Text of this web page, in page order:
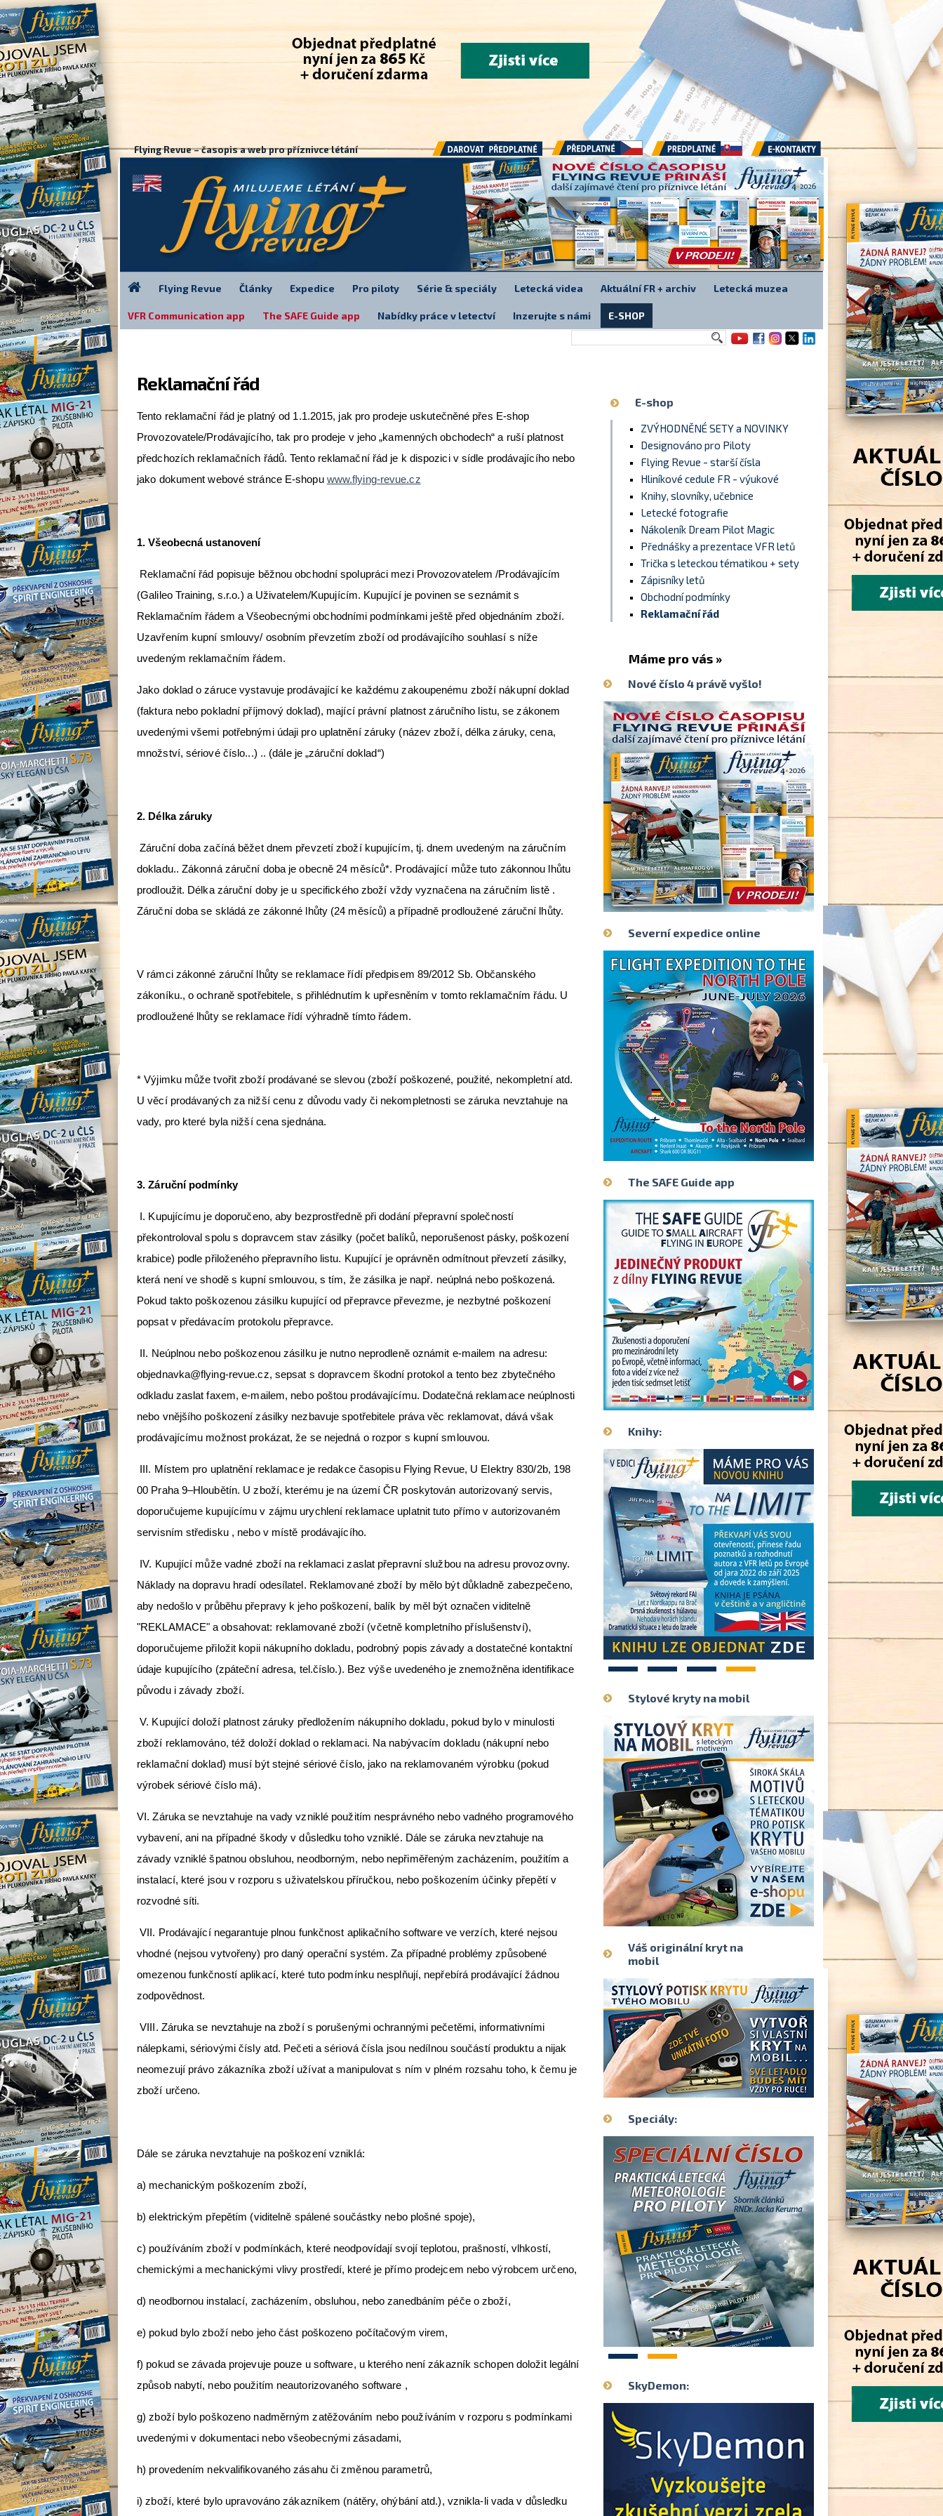
Reklamační řád
Tento reklamační řád je platný od 1.1.2015, jak pro prodeje uskutečněné přes E-shop
Provozovatele/Prodávajícího, tak pro prodeje v jeho „kamenných obchodech“ a ruší platnost
předchozích reklamačních řádů. Tento reklamační řád je k dispozici v sídle prodávajícího nebo
jako dokument webové stránce E-shopu www.flying-revue.cz
1. Všeobecná ustanovení
Reklamační řád popisuje běžnou obchodní spolupráci mezi Provozovatelem /Prodávajícím
(Galileo Training, s.r.o.) a Uživatelem/Kupujícím. Kupující je povinen se seznámit s
Reklamačním řádem a Všeobecnými obchodními podmínkami ještě před objednáním zboží.
Uzavřením kupní smlouvy/ osobním převzetím zboží od prodávajícího souhlasí s níže
uvedeným reklamačním řádem.
Jako doklad o záruce vystavuje prodávající ke každému zakoupenému zboží nákupní doklad
(faktura nebo pokladní příjmový doklad), mající právní platnost záručního listu, se zákonem
uvedenými všemi potřebnými údaji pro uplatnění záruky (název zboží, délka záruky, cena,
množství, sériové číslo...) .. (dále je „záruční doklad“)
2. Délka záruky
Záruční doba začíná běžet dnem převzetí zboží kupujícím, tj. dnem uvedeným na záručním
dokladu.. Zákonná záruční doba je obecně 24 měsíců*. Prodávající může tuto zákonnou lhůtu
prodloužit. Délka záruční doby je u specifického zboží vždy vyznačena na záručním listě .
Záruční doba se skládá ze zákonné lhůty (24 měsíců) a případně prodloužené záruční lhůty.
V rámci zákonné záruční lhůty se reklamace řídí předpisem 89/2012 Sb. Občanského
zákoníku., o ochraně spotřebitele, s přihlédnutím k upřesněním v tomto reklamačním řádu. U
prodloužené lhůty se reklamace řídí výhradně tímto řádem.
* Výjimku může tvořit zboží prodávané se slevou (zboží poškozené, použité, nekompletní atd.
U věcí prodávaných za nižší cenu z důvodu vady či nekompletnosti se záruka nevztahuje na
vady, pro které byla nižší cena sjednána.
3. Záruční podmínky
I. Kupujícímu je doporučeno, aby bezprostředně při dodání přepravní společností
překontroloval spolu s dopravcem stav zásilky (počet balíků, neporušenost pásky, poškození
krabice) podle přiloženého přepravního listu. Kupující je oprávněn odmítnout převzetí zásilky,
která není ve shodě s kupní smlouvou, s tím, že zásilka je např. neúplná nebo poškozená.
Pokud takto poškozenou zásilku kupující od přepravce převezme, je nezbytné poškození
popsat v předávacím protokolu přepravce.
II. Neúplnou nebo poškozenou zásilku je nutno neprodleně oznámit e-mailem na adresu:
objednavka@flying-revue.cz, sepsat s dopravcem škodní protokol a tento bez zbytečného
odkladu zaslat faxem, e-mailem, nebo poštou prodávajícímu. Dodatečná reklamace neúplnosti
nebo vnějšího poškození zásilky nezbavuje spotřebitele práva věc reklamovat, dává však
prodávajícímu možnost prokázat, že se nejedná o rozpor s kupní smlouvou.
III. Místem pro uplatnění reklamace je redakce časopisu Flying Revue, U Elektry 830/2b, 198
00 Praha 9–Hloubětín. U zboží, kterému je na území ČR poskytován autorizovaný servis,
doporučujeme kupujícímu v zájmu urychlení reklamace uplatnit tuto přímo v autorizovaném
servisním středisku , nebo v místě prodávajícího.
IV. Kupující může vadné zboží na reklamaci zaslat přepravní službou na adresu provozovny.
Náklady na dopravu hradí odesílatel. Reklamované zboží by mělo být důkladně zabezpečeno,
aby nedošlo v průběhu přepravy k jeho poškození, balík by měl být označen viditelně
"REKLAMACE" a obsahovat: reklamované zboží (včetně kompletního příslušenství),
doporučujeme přiložit kopii nákupního dokladu, podrobný popis závady a dostatečné kontaktní
údaje kupujícího (zpáteční adresa, tel.číslo.). Bez výše uvedeného je znemožněna identifikace
původu i závady zboží.
V. Kupující doloží platnost záruky předložením nákupního dokladu, pokud bylo v minulosti
zboží reklamováno, též doloží doklad o reklamaci. Na nabývacím dokladu (nákupní nebo
reklamační doklad) musí být stejné sériové číslo, jako na reklamovaném výrobku (pokud
výrobek sériové číslo má).
VI. Záruka se nevztahuje na vady vzniklé použitím nesprávného nebo vadného programového
vybavení, ani na případné škody v důsledku toho vzniklé. Dále se záruka nevztahuje na
závady vzniklé špatnou obsluhou, neodborným, nebo nepřiměřeným zacházením, použitím a
instalací, které jsou v rozporu s uživatelskou příručkou, nebo poškozením účinky přepětí v
rozvodné síti.
VII. Prodávající negarantuje plnou funkčnost aplikačního software ve verzích, které nejsou
vhodné (nejsou vytvořeny) pro daný operační systém. Za případné problémy způsobené
omezenou funkčností aplikací, které tuto podmínku nesplňují, nepřebírá prodávající žádnou
zodpovědnost.
VIII. Záruka se nevztahuje na zboží s porušenými ochrannými pečetěmi, informativními
nálepkami, sériovými čísly atd. Pečeti a sériová čísla jsou nedílnou součástí produktu a nijak
neomezují právo zákazníka zboží užívat a manipulovat s ním v plném rozsahu toho, k čemu je
zboží určeno.
Dále se záruka nevztahuje na poškození vzniklá:
a) mechanickým poškozením zboží,
b) elektrickým přepětím (viditelně spálené součástky nebo plošné spoje),
c) používáním zboží v podmínkách, které neodpovídají svojí teplotou, prašností, vlhkostí,
chemickými a mechanickými vlivy prostředí, které je přímo prodejcem nebo výrobcem určeno,
d) neodbornou instalací, zacházením, obsluhou, nebo zanedbáním péče o zboží,
e) pokud bylo zboží nebo jeho část poškozeno počítačovým virem,
f) pokud se závada projevuje pouze u software, u kterého není zákazník schopen doložit legální
způsob nabytí, nebo použitím neautorizovaného software ,
g) zboží bylo poškozeno nadměrným zatěžováním nebo používáním v rozporu s podmínkami
uvedenými v dokumentaci nebo všeobecnými zásadami,
h) provedením nekvalifikovaného zásahu či změnou parametrů,
i) zboží, které bylo upravováno zákazníkem (nátěry, ohýbání atd.), vznikla-li vada v důsledku
E-shop
ZVÝHODNĚNÉ SETY a NOVINKY
Designováno pro Piloty
Flying Revue - starší čísla
Hliníkové cedule FR - výukové
Knihy, slovníky, učebnice
Letecké fotografie
Nákoleník Dream Pilot Magic
Přednášky a prezentace VFR letů
Trička s leteckou tématikou + sety
Zápisníky letů
Obchodní podmínky
Reklamační řád
Máme pro vás »
Nové číslo 4 právě vyšlo!
Severní expedice online
The SAFE Guide app
Knihy:
1 2 3 4
Stylové kryty na mobil
Váš originální kryt na
mobil
Speciály:
1 2
SkyDemon:
Flying Revue – časopis a web pro příznivce létání
Darovat předplatné Předplatné Předplatné E-kontakty
Flying Revue Články Expedice Pro piloty Série & speciály Letecká videa Aktuální FR + archiv Letecká muzea
VFR Communication app The SAFE Guide app Nabídky práce v letectví Inzerujte s námi E-SHOP